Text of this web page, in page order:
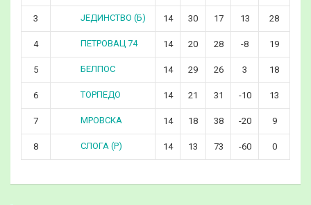
3 ЈЕДИНСТВО (Б) 14 30 17 13 28
4 ПЕТРОВАЦ 74 14 20 28 -8 19
5 БЕЛПОС 14 29 26 3 18
6 ТОРПЕДО 14 21 31 -10 13
7 МРОВСКА 14 18 38 -20 9
8 СЛОГА (Р) 14 13 73 -60 0